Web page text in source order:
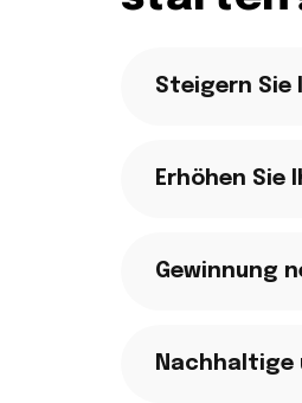
Steigern Sie
Erhöhen Sie
Gewinnung
Nachhaltige